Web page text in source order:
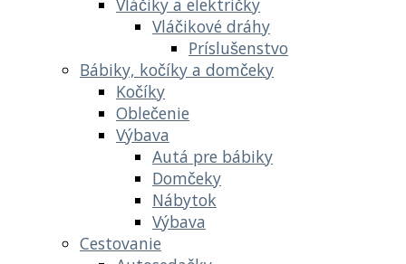
Vláčiky a električky
Vláčikové dráhy
Príslušenstvo
Bábiky, kočíky a domčeky
Kočíky
Oblečenie
Výbava
Autá pre bábiky
Domčeky
Nábytok
Výbava
Cestovanie